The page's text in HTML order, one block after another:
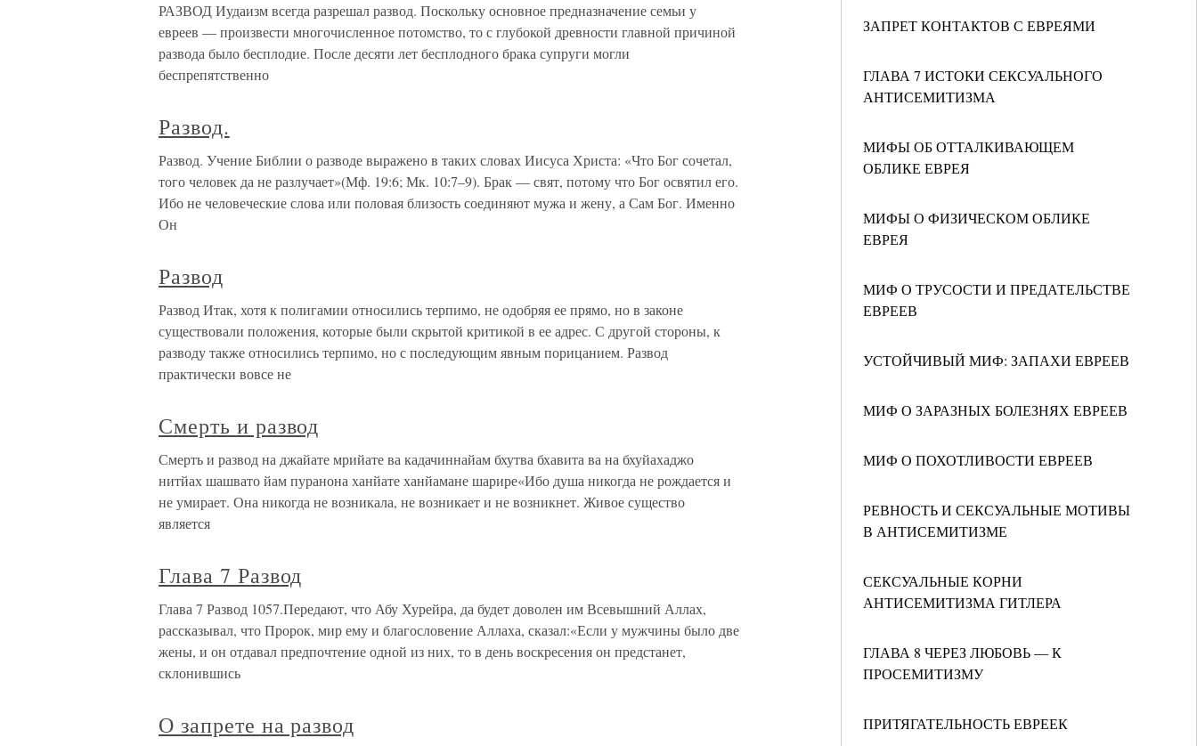
ЗАПРЕТ КОНТАКТОВ С ЕВРЕЯМИ
ГЛАВА 7 ИСТОКИ СЕКСУАЛЬНОГО
АНТИСЕМИТИЗМА
МИФЫ ОБ ОТТАЛКИВАЮЩЕМ
ОБЛИКЕ ЕВРЕЯ
МИФЫ О ФИЗИЧЕСКОМ ОБЛИКЕ
ЕВРЕЯ
МИФ О ТРУСОСТИ И ПРЕДАТЕЛЬСТВЕ
ЕВРЕЕВ
УСТОЙЧИВЫЙ МИФ: ЗАПАХИ ЕВРЕЕВ
МИФ О ЗАРАЗНЫХ БОЛЕЗНЯХ ЕВРЕЕВ
МИФ О ПОХОТЛИВОСТИ ЕВРЕЕВ
РЕВНОСТЬ И СЕКСУАЛЬНЫЕ МОТИВЫ
В АНТИСЕМИТИЗМЕ
СЕКСУАЛЬНЫЕ КОРНИ
АНТИСЕМИТИЗМА ГИТЛЕРА
ГЛАВА 8 ЧЕРЕЗ ЛЮБОВЬ — К
ПРОСЕМИТИЗМУ
ПРИТЯГАТЕЛЬНОСТЬ ЕВРЕЕК
РАЗВОД Иудаизм всегда разрешал развод. Поскольку основное предназначение семьи у
евреев — произвести многочисленное потомство, то с глубокой древности главной причиной
развода было бесплодие. После десяти лет бесплодного брака супруги могли
беспрепятственно
Развод.
Развод. Учение Библии о разводе выражено в таких словах Иисуса Христа: «Что Бог сочетал,
того человек да не разлучает»(Мф. 19:6; Мк. 10:7–9). Брак — свят, потому что Бог освятил его.
Ибо не человеческие слова или половая близость соединяют мужа и жену, а Сам Бог. Именно
Он
Развод
Развод Итак, хотя к полигамии относились терпимо, не одобряя ее прямо, но в законе
существовали положения, которые были скрытой критикой в ее адрес. С другой стороны, к
разводу также относились терпимо, но с последующим явным порицанием. Развод
практически вовсе не
Смерть и развод
Смерть и развод на джайате мрийате ва кадачиннайам бхутва бхавита ва на бхуйахаджо
нитйах шашвато йам пуранона ханйате ханйамане шарире«Ибо душа никогда не рождается и
не умирает. Она никогда не возникала, не возникает и не возникнет. Живое существо
является
Глава 7 Развод
Глава 7 Развод 1057.Передают, что Абу Хурейра, да будет доволен им Всевышний Аллах,
рассказывал, что Пророк, мир ему и благословение Аллаха, сказал:«Если у мужчины было две
жены, и он отдавал предпочтение одной из них, то в день воскресения он предстанет,
склонившись
О запрете на развод